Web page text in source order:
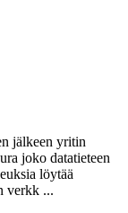
jälkeen yritin
joko datatieteen
löytää
verkk ...